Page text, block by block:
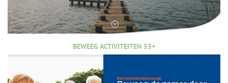
BEWEEG ACTIVITEITEN 55+